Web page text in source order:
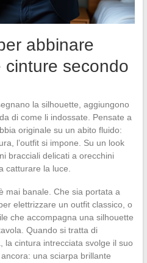
abbinare
cinture secondo
la silhouette, aggiungono
di come li indossate. Pensate a
originale su un abito fluido:
l’outfit si impone. Su un look
bracciali delicati a orecchini
catturare la luce.
mai banale. Che sia portata a
elettrizzare un outfit classico, o
che accompagna una silhouette
Quando si tratta di
la cintura intrecciata svolge il suo
una sciarpa brillante